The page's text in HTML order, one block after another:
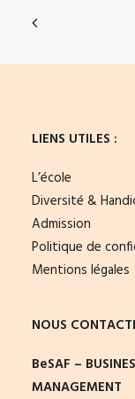
LIENS UTILES :
L’école
Diversité &
Admission
Politique de
Mentions légales
NOUS
BeSAF –
MANAGEMENT